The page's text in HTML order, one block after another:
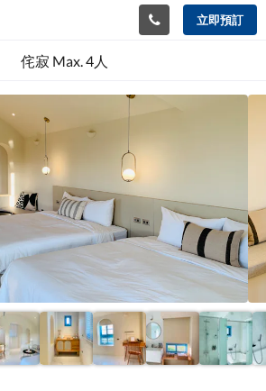
立即預訂
侘寂 Max. 4人